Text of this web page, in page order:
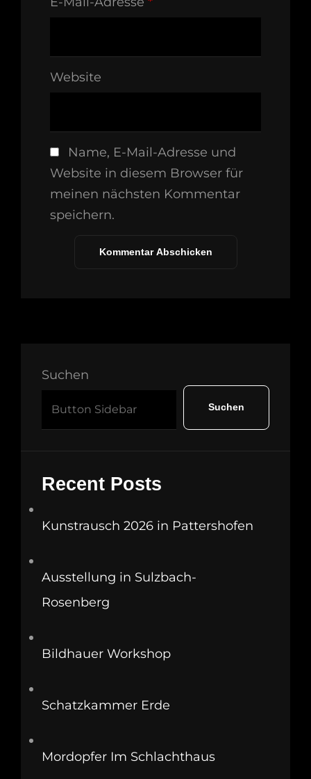
Website
Name, E-Mail-Adresse und
Website in diesem Browser für
meinen nächsten Kommentar
speichern.
Suchen
Suchen
Recent Posts
Kunstrausch 2026 in Pattershofen
Ausstellung in Sulzbach-
Rosenberg
Bildhauer Workshop
Schatzkammer Erde
Mordopfer Im Schlachthaus